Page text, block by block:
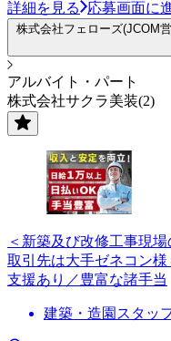
詳細を見る 応募画面に
株式会社フェローズ(JCOM
アルバイト・パート
株式会社サクラ美装(2)
＜新築及び改修工事現
取引先は大手ゼネコン
支援あり／豊富な諸手当
建築・造園スタッ